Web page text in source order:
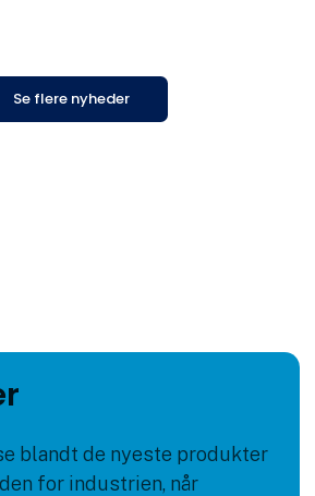
Se flere nyheder
blandt de nyeste produkter
for industrien, når